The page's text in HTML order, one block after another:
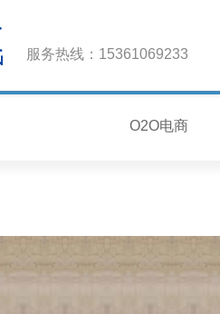
服务热线：15361069233
O2O电商